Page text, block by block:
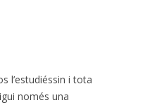
l’estudiéssin i tota
només una